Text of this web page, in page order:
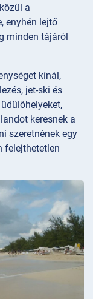
a
enyhén lejtő
minden tájáról
kínál,
jet-ski és
keresnek a
szeretnének egy
felejthetetlen